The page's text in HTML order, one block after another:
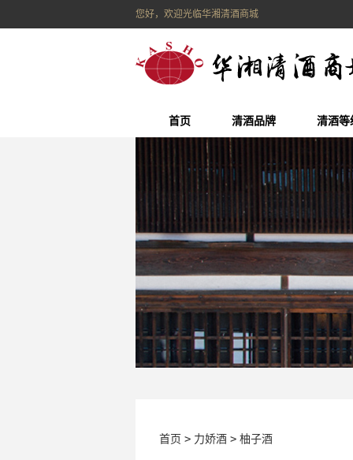
您好，欢迎光临华湘清酒商城
首页 清酒品牌 清酒等
首页 > 力娇酒 > 柚子酒